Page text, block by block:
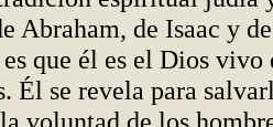
Abraham, de Isaac y
que él es el Dios vivo
Él se revela para
voluntad de los